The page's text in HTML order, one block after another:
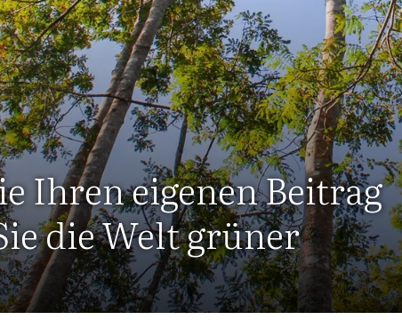
Ihren eigenen Beitrag
die Welt grüner